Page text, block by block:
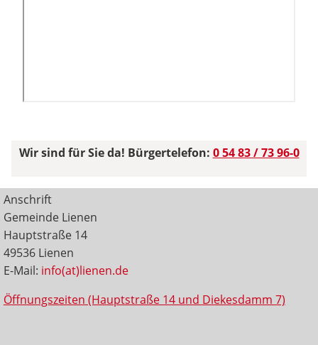
Wir sind für Sie da! Bürgertelefon: 0 54 83 / 73 96-0
Anschrift
Gemeinde Lienen
Hauptstraße 14
49536 Lienen
E-Mail: info(at)lienen.de
Öffnungszeiten (Hauptstraße 14 und Diekesdamm 7)